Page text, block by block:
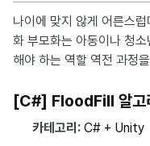
사랑을 받을 자신감이 있
나 자존감이 낮은 사람들
기 때문에 상대방의 행동
나이에 맞지 않게 어른스럽
화 부모화는 아동이나 청소년이 부모나 형제자매에게 부모 역할을
해야 하는 역할 역전 과정
을 수행하는 것이고, 정서
족 구성원을 위한 신뢰자
일반적으로, 부모가 자녀
[C#] FloodFill 알고
카테고리: C# + Unity